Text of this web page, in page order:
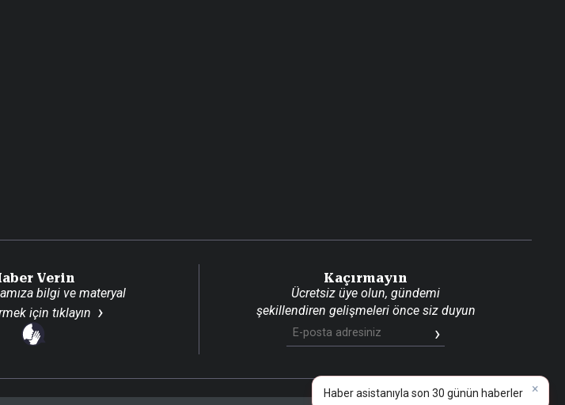
Verin
bilgi ve materyal
için tıklayın
Kaçırmayın
Ücretsiz üye olun, gündemi
şekillendiren gelişmeleri önce siz duyun
×
Haber asis